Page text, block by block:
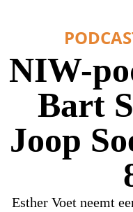
NIW-
Bart
Joop
Esther Voet neemt